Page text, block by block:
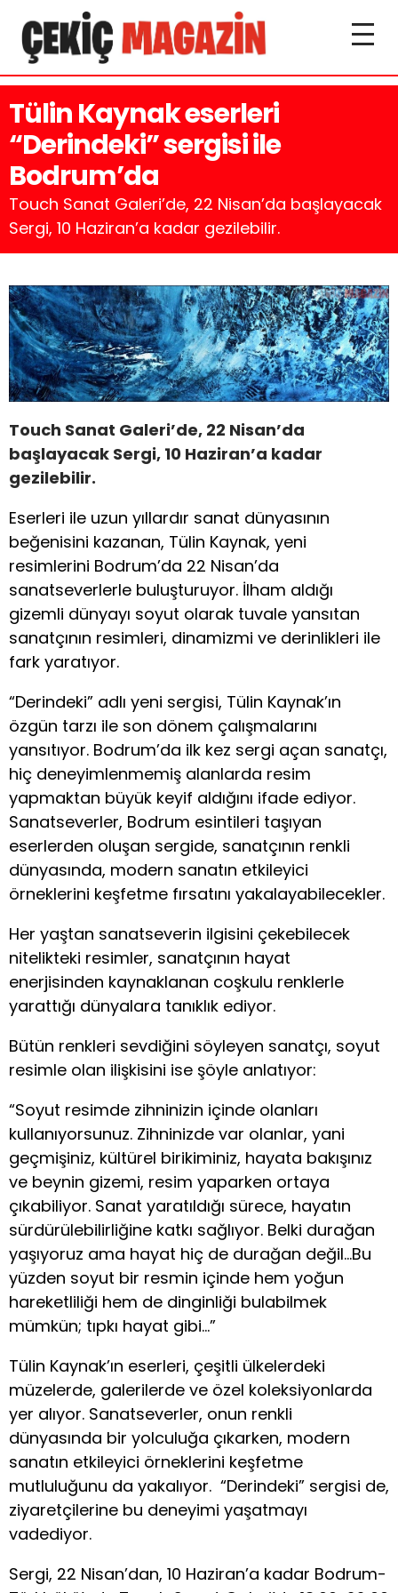
Tülin Kaynak eserleri
“Derindeki” sergisi ile
Bodrum’da
Touch Sanat Galeri’de, 22 Nisan’da başlayacak
Sergi, 10 Haziran’a kadar gezilebilir.
Touch Sanat Galeri’de, 22 Nisan’da
başlayacak Sergi, 10 Haziran’a kadar
gezilebilir.
Eserleri ile uzun yıllardır sanat dünyasının
beğenisini kazanan, Tülin Kaynak, yeni
resimlerini Bodrum’da 22 Nisan’da
sanatseverlerle buluşturuyor. İlham aldığı
gizemli dünyayı soyut olarak tuvale yansıtan
sanatçının resimleri, dinamizmi ve derinlikleri ile
fark yaratıyor.
“Derindeki” adlı yeni sergisi, Tülin Kaynak’ın
özgün tarzı ile son dönem çalışmalarını
yansıtıyor. Bodrum’da ilk kez sergi açan sanatçı,
hiç deneyimlenmemiş alanlarda resim
yapmaktan büyük keyif aldığını ifade ediyor.
Sanatseverler, Bodrum esintileri taşıyan
eserlerden oluşan sergide, sanatçının renkli
dünyasında, modern sanatın etkileyici
örneklerini keşfetme fırsatını yakalayabilecekler.
Her yaştan sanatseverin ilgisini çekebilecek
nitelikteki resimler, sanatçının hayat
enerjisinden kaynaklanan coşkulu renklerle
yarattığı dünyalara tanıklık ediyor.
Bütün renkleri sevdiğini söyleyen sanatçı, soyut
resimle olan ilişkisini ise şöyle anlatıyor:
“Soyut resimde zihninizin içinde olanları
kullanıyorsunuz. Zihninizde var olanlar, yani
geçmişiniz, kültürel birikiminiz, hayata bakışınız
ve beynin gizemi, resim yaparken ortaya
çıkabiliyor. Sanat yaratıldığı sürece, hayatın
sürdürülebilirliğine katkı sağlıyor. Belki durağan
yaşıyoruz ama hayat hiç de durağan değil…Bu
yüzden soyut bir resmin içinde hem yoğun
hareketliliği hem de dinginliği bulabilmek
mümkün; tıpkı hayat gibi…”
Tülin Kaynak’ın eserleri, çeşitli ülkelerdeki
müzelerde, galerilerde ve özel koleksiyonlarda
yer alıyor. Sanatseverler, onun renkli
dünyasında bir yolculuğa çıkarken, modern
sanatın etkileyici örneklerini keşfetme
mutluluğunu da yakalıyor. “Derindeki” sergisi de,
ziyaretçilerine bu deneyimi yaşatmayı
vadediyor.
Sergi, 22 Nisan’dan, 10 Haziran’a kadar Bodrum-